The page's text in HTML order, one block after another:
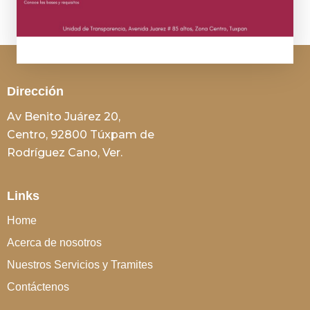
Dirección
Av Benito Juárez 20,
Centro, 92800 Túxpam de
Rodríguez Cano, Ver.
Links
Home
Acerca de nosotros
Nuestros Servicios y Tramites
Contáctenos